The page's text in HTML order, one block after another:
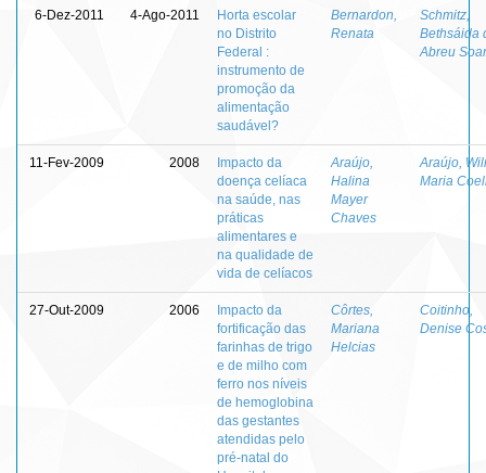
6-Dez-2011 4-Ago-2011
Horta escolar
no Distrito
Federal :
instrumento de
promoção da
alimentação
saudável?
Bernardon,
Renata
Schmitz,
Bethsáida
Abreu
11-Fev-2009 2008
Impacto da
doença celíaca
na saúde, nas
práticas
alimentares e
na qualidade de
vida de celíacos
Araújo,
Halina
Mayer
Chaves
Araújo,
Maria
27-Out-2009 2006
Impacto da
fortificação das
farinhas de trigo
e de milho com
ferro nos níveis
de hemoglobina
das gestantes
atendidas pelo
pré-natal do
Côrtes,
Mariana
Helcias
Coitinho,
Denise